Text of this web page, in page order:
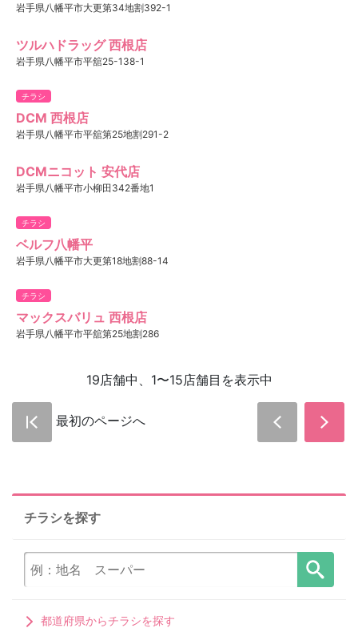
岩手県八幡平市大更第34地割392-1
ツルハドラッグ 西根店
岩手県八幡平市平舘25-138-1
チラシ
DCM 西根店
岩手県八幡平市平舘第25地割291-2
DCMニコット 安代店
岩手県八幡平市小柳田342番地1
チラシ
ベルフ八幡平
岩手県八幡平市大更第18地割88-14
チラシ
マックスバリュ 西根店
岩手県八幡平市平舘第25地割286
19店舗中、1〜15店舗目を表示中
最初のページへ
チラシを探す
都道府県からチラシを探す